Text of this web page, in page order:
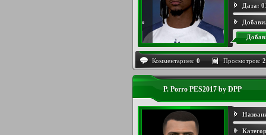
Дата:
Комментариев: 0 Просмотров:
P. Porro PES2017 by DPP